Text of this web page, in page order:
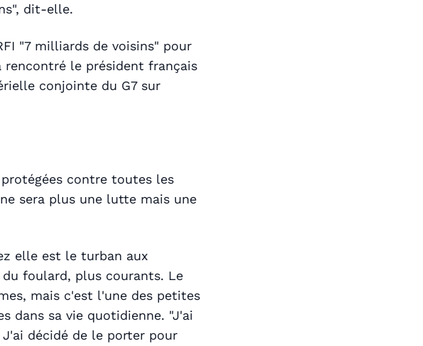
dit-elle.
"7 milliards de voisins" pour
le président français
conjointe du G7 sur
contre toutes les
sera plus une lutte mais une
elle est le turban aux
foulard, plus courants. Le
mais c'est l'une des petites
dans sa vie quotidienne. "J'ai
décidé de le porter pour